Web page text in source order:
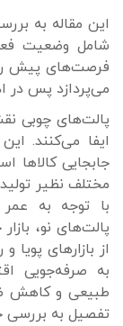
این مقاله به
شامل وضعیت
فرصت‌های پیش
می‌پردازد پس در
پالت‌های چوبی
ایفا می‌کنند.
جابجایی کالاها
مختلف نظیر
با توجه به
پالت‌های نو،
از بازارهای
به صرفه‌جویی
طبیعی و کاهش
تفصیل به بررسی